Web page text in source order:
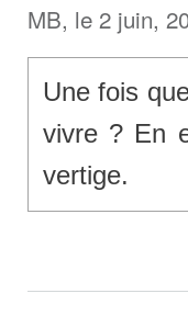
MB, le 2 juin,
Une fois
vivre ? En
vertige.